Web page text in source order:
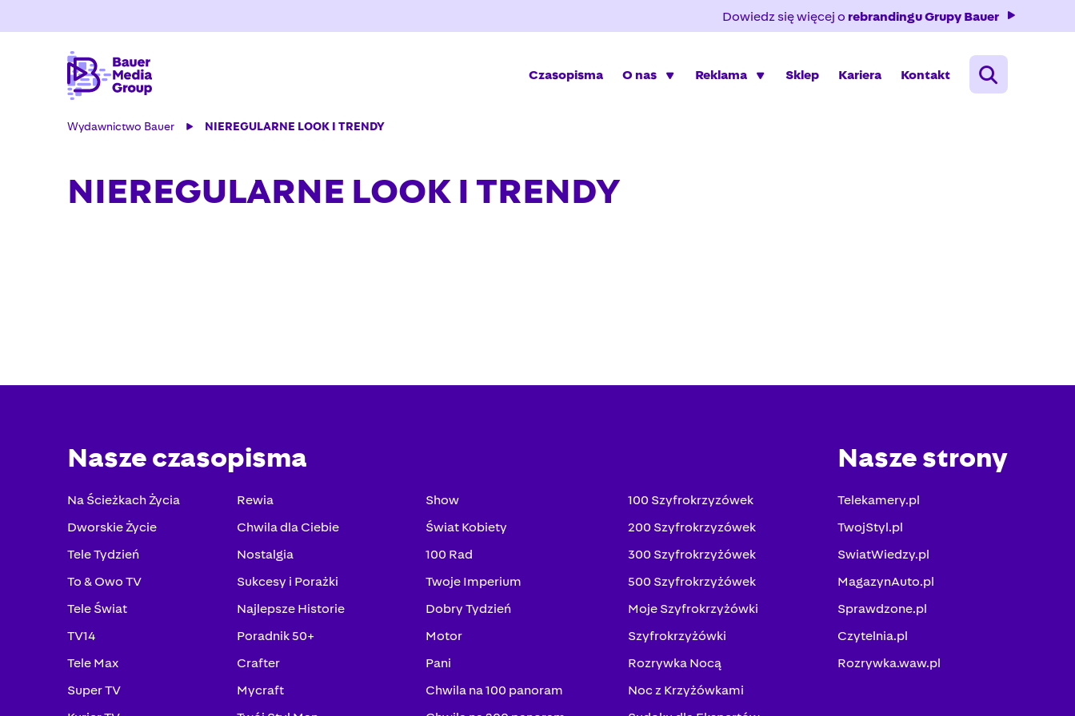
Dowiedz się więcej o rebrandingu Grupy Bauer
Czasopisma O nas Reklama Sklep Kariera Kontakt
Wydawnictwo Bauer NIEREGULARNE LOOK I TRENDY
NIEREGULARNE LOOK I TRENDY
Nasze czasopisma
Na Ścieżkach Życia
Dworskie Życie
Tele Tydzień
To & Owo TV
Tele Świat
TV14
Tele Max
Super TV
Rewia
Chwila dla Ciebie
Nostalgia
Sukcesy i Porażki
Najlepsze Historie
Poradnik 50+
Crafter
Mycraft
Show
Świat Kobiety
100 Rad
Twoje Imperium
Dobry Tydzień
Motor
Pani
Chwila na 100 panoram
100 Szyfrokrzyzówek
200 Szyfrokrzyzówek
300 Szyfrokrzyżówek
500 Szyfrokrzyżówek
Moje Szyfrokrzyżówki
Szyfrokrzyżówki
Rozrywka Nocą
Noc z Krzyżówkami
Nasze strony
Telekamery.pl
TwojStyl.pl
SwiatWiedzy.pl
MagazynAuto.pl
Sprawdzone.pl
Czytelnia.pl
Rozrywka.waw.pl